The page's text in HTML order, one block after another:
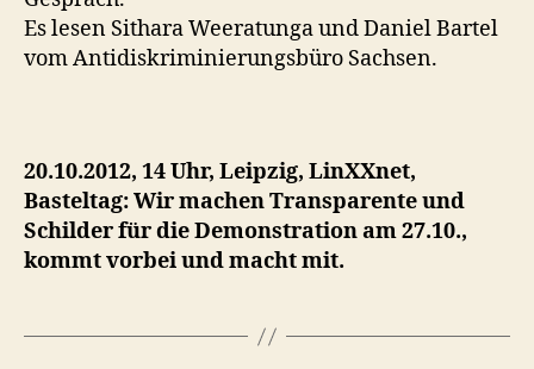
Es lesen Sithara Weeratunga und Daniel Bartel
vom Antidiskriminierungsbüro Sachsen.
20.10.2012, 14 Uhr, Leipzig, LinXXnet,
Basteltag: Wir machen Transparente und
Schilder für die Demonstration am 27.10.,
kommt vorbei und macht mit.